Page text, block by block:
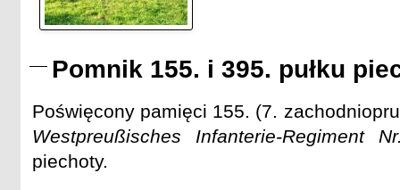
Pomnik 155. i 395. pułku
Poświęcony pamięci 155. (7.
Westpreußisches Infanterie-Regiment
piechoty.